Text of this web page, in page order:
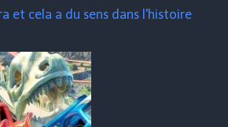
et cela a du sens dans l'histoire